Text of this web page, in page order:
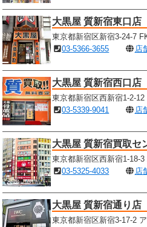
大黒屋 質新宿東口店
東京都新宿区新宿3-24-7
03-5366-3655
店
大黒屋 質新宿西口店
東京都新宿区西新宿1-2-
03-5339-9041
店
大黒屋 質新宿買取セ
東京都新宿区西新宿1-18-
03-5325-4033
店
大黒屋 質新宿通り店
東京都新宿区新宿3-17-2